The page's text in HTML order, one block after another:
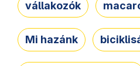
vállakozók
Mi hazánk